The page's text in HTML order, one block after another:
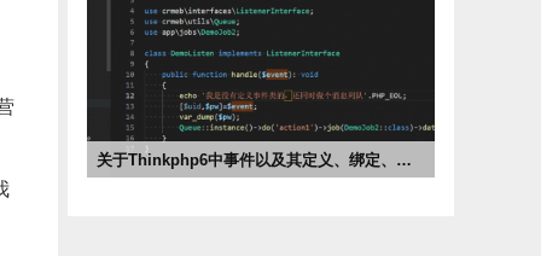
关于Thinkphp6中事件以及其定义、绑定、监听与订阅